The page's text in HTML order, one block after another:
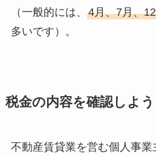
（一般的には、 4月、7月、
多いです）。
税金の内容を確認しよう
不動産賃貸業を営む個人事